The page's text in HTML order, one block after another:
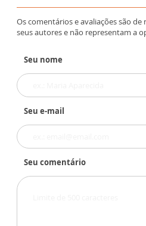
Os comentários e avaliações são
seus autores e não representam a
Seu nome
Seu e-mail
Seu comentário